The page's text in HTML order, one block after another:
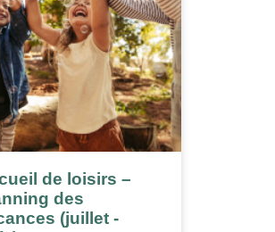
de loisirs –
des
(juillet -